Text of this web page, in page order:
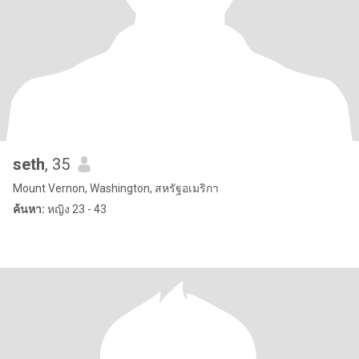
seth, 35
Mount Vernon, Washington, สหรัฐอเมริกา
ค้นหา: หญิง 23 - 43